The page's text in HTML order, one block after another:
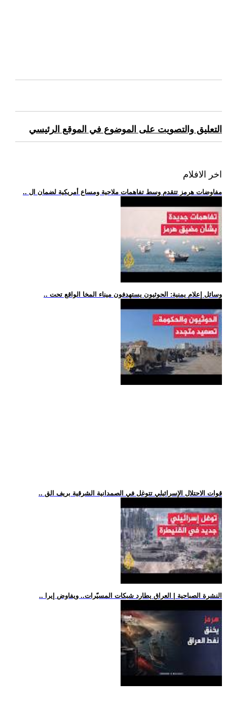
التعليق والتصويت على الموضوع في الموقع الرئيسي
اخر الافلام
.. مفاوضات هرمز تتقدم وسط تفاهمات ملاحية ومساع أمريكية لضمان ال
.. وسائل إعلام يمنية: الحوثيون يستهدفون ميناء المخا الواقع تحت
.. قوات الاحتلال الإسرائيلي تتوغل في الصمدانية الشرقية بريف الق
.. النشرة الصباحية | العراق يطارد شبكات المسيّرات.. ويفاوض إيرا